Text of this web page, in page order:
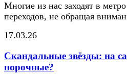
Многие из нас заходят в
переходов, не обращая
17.03.26
Скандальные звёзды: на
порочные?